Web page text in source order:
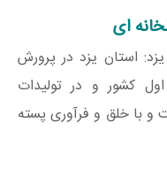
ای
استان یزد در پرورش
کشور و در تولیدات
و با خلق و فرآوری پسته